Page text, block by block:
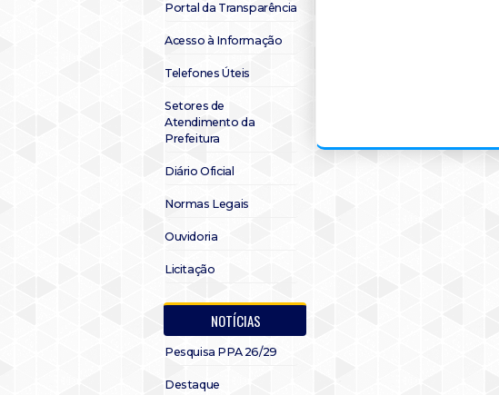
Portal da Transparência
Acesso à Informação
Telefones Úteis
Setores de
Atendimento da
Prefeitura
Diário Oficial
Normas Legais
Ouvidoria
Licitação
NOTÍCIAS
Pesquisa PPA 26/29
Destaque